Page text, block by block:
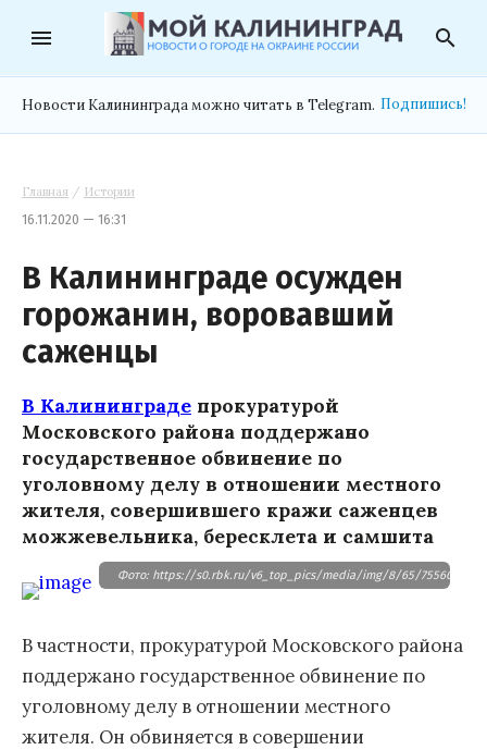
menu search
Новости Калининграда можно читать в Telegram. Подпишись!
Главная / Истории
16.11.2020 — 16:31
В Калининграде осужден
горожанин, воровавший
саженцы
В Калининграде прокуратурой
Московского района поддержано
государственное обвинение по
уголовному делу в отношении местного
жителя, совершившего кражи саженцев
можжевельника, бересклета и самшита
Фото: https://s0.rbk.ru/v6_top_pics/media/img/8/65/
В частности, прокуратурой Московского района
поддержано государственное обвинение по
уголовному делу в отношении местного
жителя. Он обвиняется в совершении